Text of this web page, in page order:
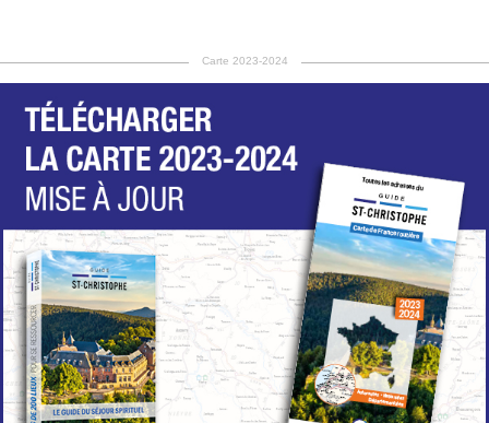
Carte 2023-2024